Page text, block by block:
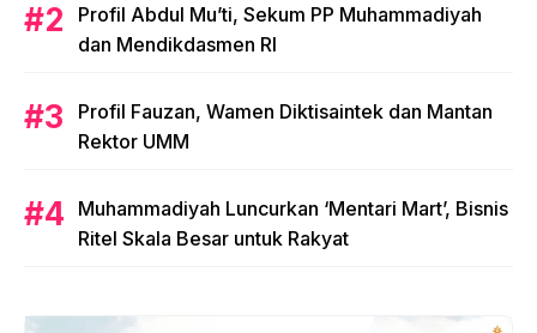
Profil Abdul Mu’ti, Sekum PP Muhammadiyah
dan Mendikdasmen RI
Profil Fauzan, Wamen Diktisaintek dan Mantan
Rektor UMM
Muhammadiyah Luncurkan ‘Mentari Mart’, Bisnis
Ritel Skala Besar untuk Rakyat